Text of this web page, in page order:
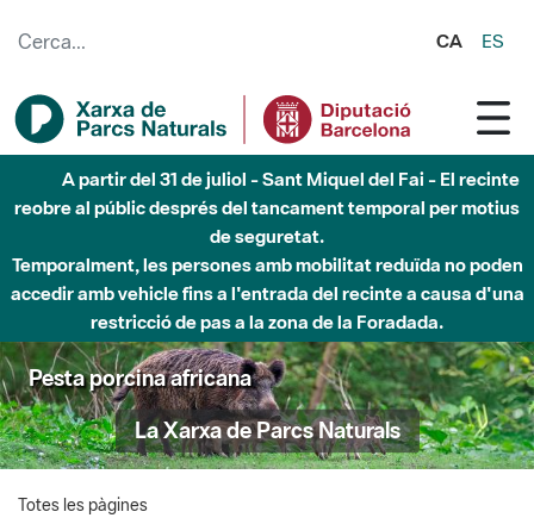
CA ES
A partir del 31 de juliol - Sant Miquel del Fai - El recinte
reobre al públic després del tancament temporal per motius
de seguretat.
Temporalment, les persones amb mobilitat reduïda no poden
accedir amb vehicle fins a l'entrada del recinte a causa d'una
restricció de pas a la zona de la Foradada.
Pesta porcina africana
La Xarxa de Parcs Naturals
Totes les pàgines